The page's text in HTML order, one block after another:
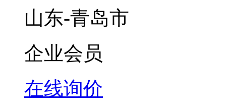
山东-青岛市
企业会员
在线询价